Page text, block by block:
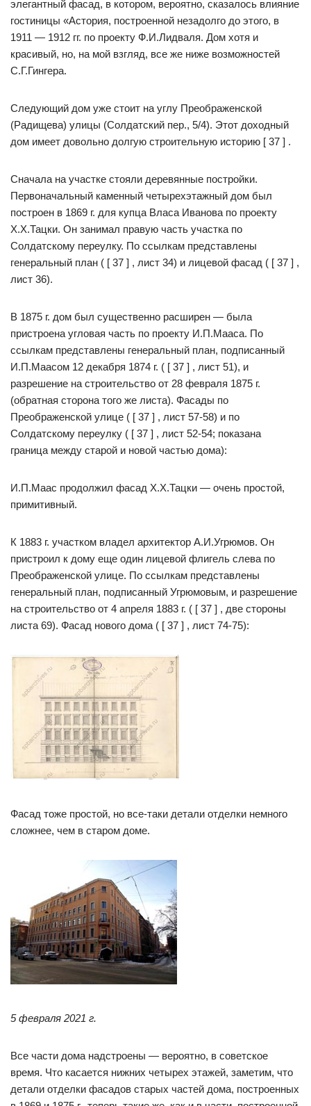
элегантный фасад, в котором, вероятно, сказалось влияние
гостиницы «Астория, построенной незадолго до этого, в
1911 — 1912 гг. по проекту Ф.И.Лидваля. Дом хотя и
красивый, но, на мой взгляд, все же ниже возможностей
С.Г.Гингера.
Следующий дом уже стоит на углу Преображенской
(Радищева) улицы (Солдатский пер., 5/4). Этот доходный
дом имеет довольно долгую строительную историю [ 37 ] .
Сначала на участке стояли деревянные постройки.
Первоначальный каменный четырехэтажный дом был
построен в 1869 г. для купца Власа Иванова по проекту
Х.Х.Тацки. Он занимал правую часть участка по
Солдатскому переулку. По ссылкам представлены
генеральный план ( [ 37 ] , лист 34) и лицевой фасад ( [ 37 ] ,
лист 36).
В 1875 г. дом был существенно расширен — была
пристроена угловая часть по проекту И.П.Мааса. По
ссылкам представлены генеральный план, подписанный
И.П.Маасом 12 декабря 1874 г. ( [ 37 ] , лист 51), и
разрешение на строительство от 28 февраля 1875 г.
(обратная сторона того же листа). Фасады по
Преображенской улице ( [ 37 ] , лист 57-58) и по
Солдатскому переулку ( [ 37 ] , лист 52-54; показана
граница между старой и новой частью дома):
И.П.Маас продолжил фасад Х.Х.Тацки — очень простой,
примитивный.
К 1883 г. участком владел архитектор А.И.Угрюмов. Он
пристроил к дому еще один лицевой флигель слева по
Преображенской улице. По ссылкам представлены
генеральный план, подписанный Угрюмовым, и разрешение
на строительство от 4 апреля 1883 г. ( [ 37 ] , две стороны
листа 69). Фасад нового дома ( [ 37 ] , лист 74-75):
Фасад тоже простой, но все-таки детали отделки немного
сложнее, чем в старом доме.
5 февраля 2021 г.
Все части дома надстроены — вероятно, в советское
время. Что касается нижних четырех этажей, заметим, что
детали отделки фасадов старых частей дома, построенных